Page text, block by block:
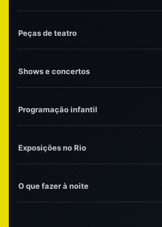
Peças de teatro
Shows e concertos
Programação infantil
Exposições no Rio
O que fazer à noite